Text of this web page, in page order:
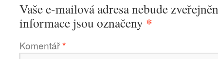
Vaše e-mailová adresa nebude
informace jsou označeny *
Komentář*